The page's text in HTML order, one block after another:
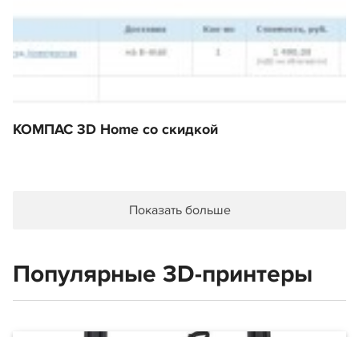
КОМПАС 3D Home со скидкой
Показать больше
Популярные 3D-принтеры